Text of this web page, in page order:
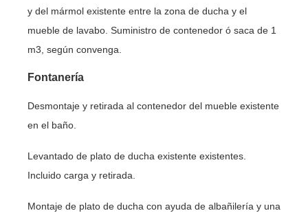
y del mármol existente entre la zona de ducha y el
mueble de lavabo. Suministro de contenedor ó saca de 1
m3, según convenga.
Fontanería
Desmontaje y retirada al contenedor del mueble existente
en el baño.
Levantado de plato de ducha existente existentes.
Incluido carga y retirada.
Montaje de plato de ducha con ayuda de albañilería y una